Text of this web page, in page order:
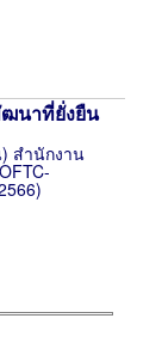
นาที่ยั่งยืน
สำนักงาน